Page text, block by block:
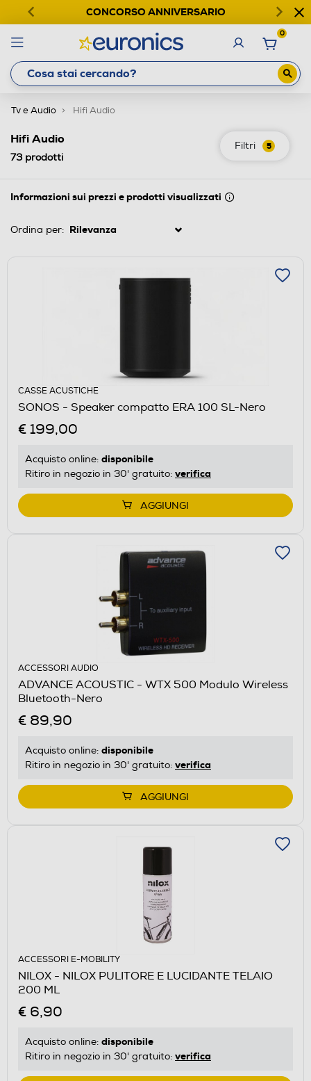
CONCORSO ANNIVERSARIO
0
Tv e Audio Hifi Audio
Filtri 5
Hifi Audio
73prodotti
Informazioni sui prezzi e prodotti visualizzati
Ordina per:
CASSE ACUSTICHE
SONOS - Speaker compatto ERA 100 SL-Nero
€ 199,00
Acquisto online: disponibile
Ritiro in negozio in 30' gratuito: verifica
AGGIUNGI
ACCESSORI AUDIO
ADVANCE ACOUSTIC - WTX 500 Modulo Wireless
Bluetooth-Nero
€ 89,90
Acquisto online: disponibile
Ritiro in negozio in 30' gratuito: verifica
AGGIUNGI
ACCESSORI E-MOBILITY
NILOX - NILOX PULITORE E LUCIDANTE TELAIO
200 ML
€ 6,90
Acquisto online: disponibile
Ritiro in negozio in 30' gratuito: verifica